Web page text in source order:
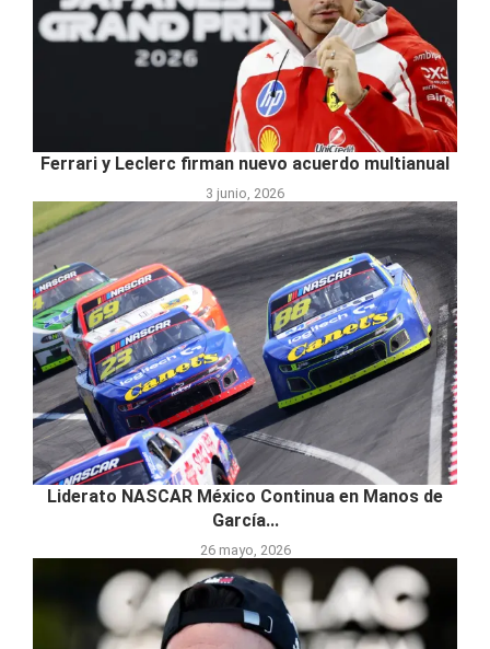
Ferrari y Leclerc firman nuevo acuerdo multianual
3 junio, 2026
Liderato NASCAR México Continua en Manos de
García...
26 mayo, 2026